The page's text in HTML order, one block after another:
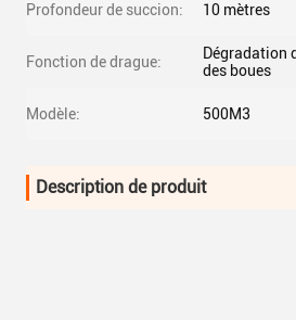
Profondeur de succion: 10 mètres
Fonction de drague:
Dégradation
des boues
Modèle: 500M3
Description de produit